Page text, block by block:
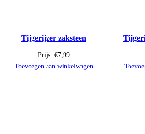
Tijgerijzer zaksteen
Prijs: €7,99
Toevoegen aan winkelwagen